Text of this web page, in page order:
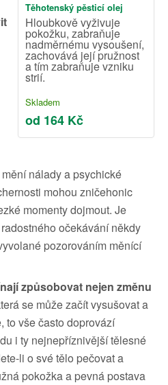
Těhotenský pěsticí olej
Hloubkově vyživuje
pokožku, zabraňuje
nadměrnému vysoušení,
zachovává její pružnost
a tím zabraňuje vzniku
strií.
Skladem
od 164 Kč
nálady a psychické
mohou zničehonic
momenty dojmout. Je
očekávání někdy
pozorováním měnící
způsobovat nejen změnu
se může začít vysušovat a
to vše často doprovází
i ty nejnepříznivější tělesné
li o své tělo pečovat a
pokožka a pevná postava